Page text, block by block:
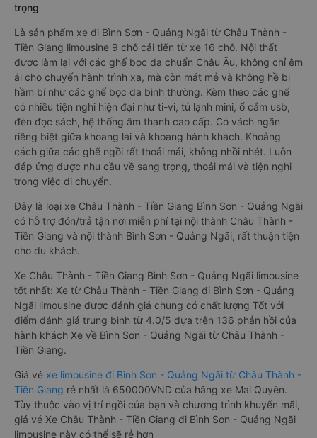
trọng
Là sản phẩm xe đi Bình Sơn - Quảng Ngãi từ Châu Thành -
Tiền Giang limousine 9 chỗ cải tiến từ xe 16 chỗ. Nội thất
được làm lại với các ghế bọc da chuẩn Châu Âu, không chỉ êm
ái cho chuyến hành trình xa, mà còn mát mẻ và không hề bị
hầm bí như các ghế bọc da bình thường. Kèm theo các ghế
có nhiều tiện nghi hiện đại như ti-vi, tủ lạnh mini, ổ cắm usb,
đèn đọc sách, hệ thống âm thanh cao cấp. Có vách ngăn
riêng biệt giữa khoang lái và khoang hành khách. Khoảng
cách giữa các ghế ngồi rất thoải mái, không nhồi nhét. Luôn
đáp ứng được nhu cầu về sang trọng, thoải mái và tiện nghi
trong việc di chuyển.
Đây là loại xe Châu Thành - Tiền Giang Bình Sơn - Quảng Ngãi
có hỗ trợ đón/trả tận nơi miễn phí tại nội thành Châu Thành -
Tiền Giang và nội thành Bình Sơn - Quảng Ngãi, rất thuận tiện
cho du khách.
Xe Châu Thành - Tiền Giang Bình Sơn - Quảng Ngãi limousine
tốt nhất: Xe từ Châu Thành - Tiền Giang đi Bình Sơn - Quảng
Ngãi limousine được đánh giá chung có chất lượng Tốt với
điểm đánh giá trung bình từ 4.0/5 dựa trên 136 phản hồi của
hành khách Xe về Bình Sơn - Quảng Ngãi từ Châu Thành -
Tiền Giang.
Giá vé xe limousine đi Bình Sơn - Quảng Ngãi từ Châu Thành -
Tiền Giang rẻ nhất là 650000VND của hãng xe Mai Quyên.
Tùy thuộc vào vị trí ngồi của bạn và chương trình khuyến mãi,
giá vé Xe Châu Thành - Tiền Giang đi Bình Sơn - Quảng Ngãi
limousine này có thể sẽ rẻ hơn